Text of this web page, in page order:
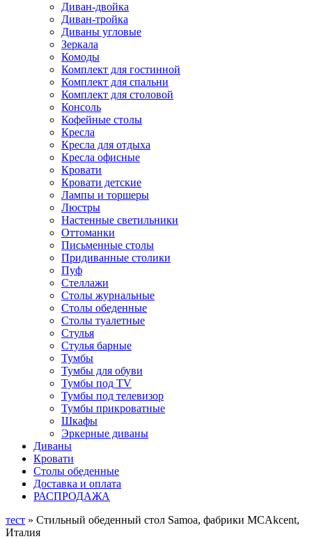
Диван-двойка
Диван-тройка
Диваны угловые
Зеркала
Комоды
Комплект для гостинной
Комплект для спальни
Комплект для столовой
Консоль
Кофейные столы
Кресла
Кресла для отдыха
Кресла офисные
Кровати
Кровати детские
Лампы и торшеры
Люстры
Настенные светильники
Оттоманки
Письменные столы
Придиванные столики
Пуф
Стеллажи
Столы журнальные
Столы обеденные
Столы туалетные
Стулья
Стулья барные
Тумбы
Тумбы для обуви
Тумбы под TV
Тумбы под телевизор
Тумбы прикроватные
Шкафы
Эркерные диваны
Диваны
Кровати
Столы обеденные
Доставка и оплата
РАСПРОДАЖА
тест » Стильный обеденный стол Samoa, фабрики MCAkcent,
Италия